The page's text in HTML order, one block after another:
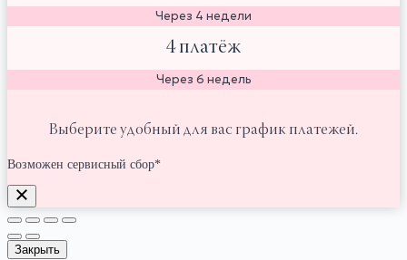
Через 4 недели
4 платёж
Через 6 недель
Выберите удобный для вас график платежей.
Возможен сервисный сбор*
Закрыть